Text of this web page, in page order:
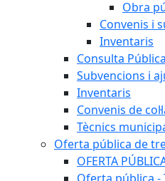
Obra
Convenis i
Inventaris
Consulta
Subvencions i
Inventaris
Convenis de
Tècnics
Oferta pública de
OFERTA